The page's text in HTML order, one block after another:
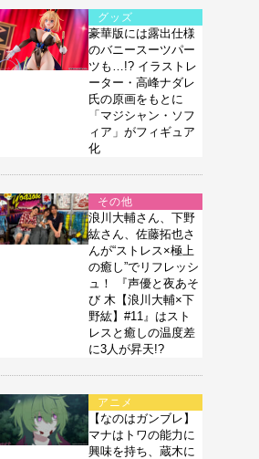
グッズ
豪華版には露出仕様
のバニースーツパー
ツも…!? イラストレ
ーター・高峰ナダレ
氏の原画をもとに
「マジシャン・ソフ
ィア」がフィギュア
化
その他
浪川大輔さん、下野
紘さん、佐藤拓也さ
んが“ストレス×極上
の癒し”でリフレッシ
ュ！ 『声優と夜あそ
び 木【浪川大輔×下
野紘】#11』はスト
レスと癒しの温度差
に3人が昇天!?
アニメ
【なのはガンブレ】
マナはトワの能力に
興味を持ち、蔵木に